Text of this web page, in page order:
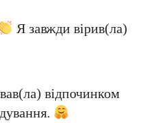
Я завжди вірив(ла)
відпочинком